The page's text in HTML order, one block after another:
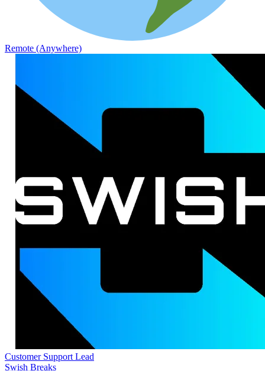
Remote (Anywhere)
Customer Support Lead
Swish Breaks